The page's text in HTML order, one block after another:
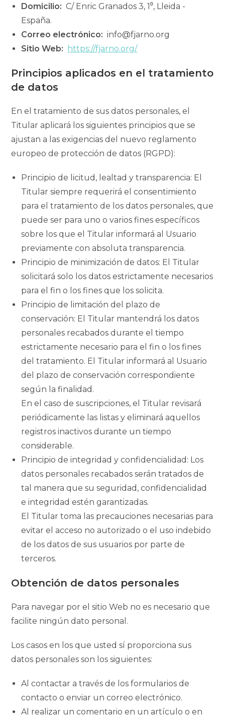
Domicilio: C/ Enric Granados 3, 1⁰, Lleida -
España.
Correo electrónico: info@fjarno.org
Sitio Web:
https://fjarno.org/
Principios aplicados en el tratamiento
de datos
En el tratamiento de sus datos personales, el
Titular aplicará los siguientes principios que se
ajustan a las exigencias del nuevo reglamento
europeo de protección de datos (RGPD):
Principio de licitud, lealtad y transparencia: El
Titular siempre requerirá el consentimiento
para el tratamiento de los datos personales, que
puede ser para uno o varios fines específicos
sobre los que el Titular informará al Usuario
previamente con absoluta transparencia.
Principio de minimización de datos: El Titular
solicitará solo los datos estrictamente necesarios
para el fin o los fines que los solicita.
Principio de limitación del plazo de
conservación: El Titular mantendrá los datos
personales recabados durante el tiempo
estrictamente necesario para el fin o los fines
del tratamiento. El Titular informará al Usuario
del plazo de conservación correspondiente
según la finalidad.
En el caso de suscripciones, el Titular revisará
periódicamente las listas y eliminará aquellos
registros inactivos durante un tiempo
considerable.
Principio de integridad y confidencialidad: Los
datos personales recabados serán tratados de
tal manera que su seguridad, confidencialidad
e integridad estén garantizadas.
El Titular toma las precauciones necesarias para
evitar el acceso no autorizado o el uso indebido
de los datos de sus usuarios por parte de
terceros.
Obtención de datos personales
Para navegar por el sitio Web no es necesario que
facilite ningún dato personal.
Los casos en los que usted sí proporciona sus
datos personales son los siguientes:
Al contactar a través de los formularios de
contacto o enviar un correo electrónico.
Al realizar un comentario en un artículo o en